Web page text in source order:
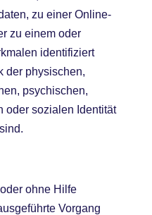
zu einer Online-
zu einem oder
identifiziert
der physischen,
psychischen,
oder sozialen Identität
ohne Hilfe
Vorgang